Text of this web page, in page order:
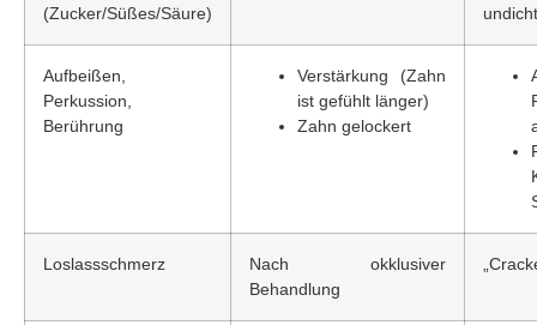
(Zucker/Süßes/Säure)
Aufbeißen,
Perkussion,
Berührung
Verstärkung (Zahn
ist gefühlt länger)
Zahn gelockert
Loslassschmerz
Nach okklusiver
Behandlung